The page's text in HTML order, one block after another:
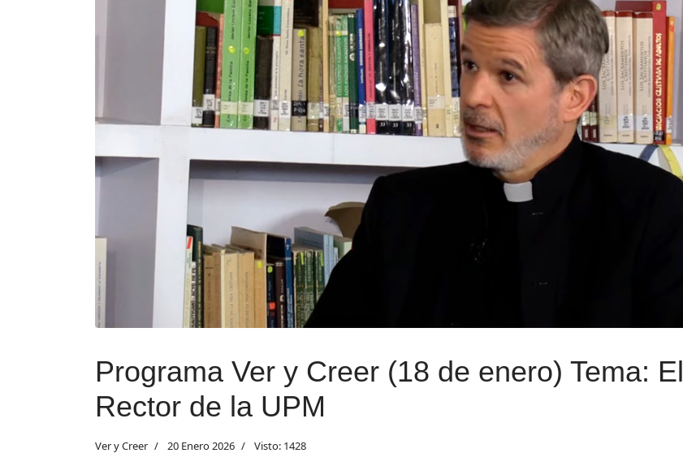
Programa Ver y Creer (18 de enero) Tema: El
Rector de la UPM
Ver y Creer 20 Enero 2026 Visto: 1428